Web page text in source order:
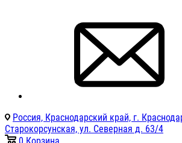
Россия, Краснодарский край, г.
Старокорсунская, ул. Северная д. 63/4